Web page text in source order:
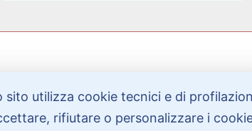
di aiuto?
sito utilizza cookie tecnici e di
rifiutare o personalizzare i